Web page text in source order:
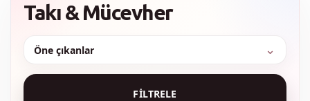
Takı & Mücevher
Sırala
FILTRELE